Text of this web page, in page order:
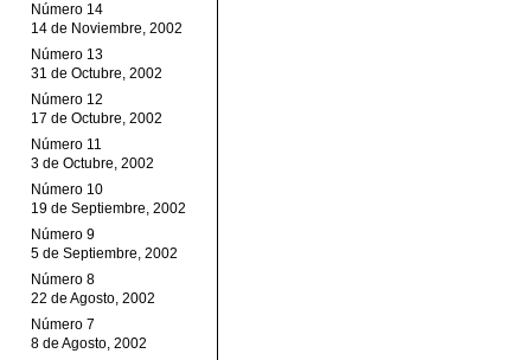
Número 14
14 de Noviembre, 2002
Número 13
31 de Octubre, 2002
Número 12
17 de Octubre, 2002
Número 11
3 de Octubre, 2002
Número 10
19 de Septiembre, 2002
Número 9
5 de Septiembre, 2002
Número 8
22 de Agosto, 2002
Número 7
8 de Agosto, 2002